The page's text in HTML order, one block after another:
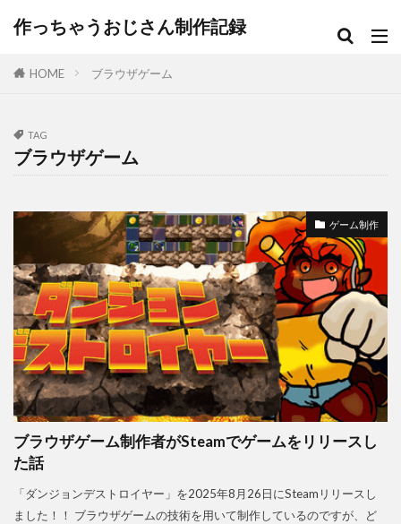
作っちゃうおじさん制作記録
HOME ブラウザゲーム
TAG
ブラウザゲーム
ゲーム制作
ブラウザゲーム制作者がSteamでゲームをリリースし
た話
「ダンジョンデストロイヤー」を2025年8月26日にSteamリリースし
ました！！ ブラウザゲームの技術を用いて制作しているのですが、ど